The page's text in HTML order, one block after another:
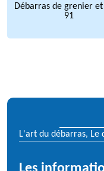
Débarras de grenier
91
L'art du débarras, Le